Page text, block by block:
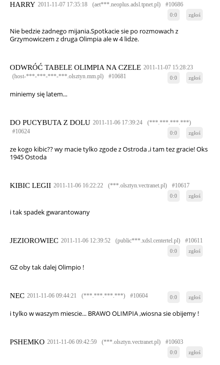
HARRY 2011-11-07 17:35:18 (aet***.neoplus.adsl.tpnet.pl) #10686
0:0 zgłoś
Nie bedzie żadnego mijania.Spotkacie sie po rozmowach z
Grzymowiczem z druga Olimpia ale w 4 lidze.
ODWRÓĆ TABELE OLIMPIA NA CZELE 2011-11-07 15:28:23
(host-***-***-***-***.olsztyn.mm.pl)
#10681 0:0 zgłoś
miniemy się latem...
DO PUCYBUTA Z DOLU 2011-11-06 17:39:24
(***.***.***.***)
#10624
0:0 zgłoś
ze kogo kibic?? wy macie tylko zgode z Ostroda ,i tam tez gracie! Oks
1945 Ostoda
KIBIC LEGII 2011-11-06 16:22:22 (***.olsztyn.vectranet.pl) #10617
0:0 zgłoś
i tak spadek gwarantowany
JEZIOROWIEC 2011-11-06 12:39:52 (public***.xdsl.centertel.pl) #10611
0:0 zgłoś
GZ oby tak dalej Olimpio !
NEC 2011-11-06 09:44:21 (***.***.***.***) #10604 0:0 zgłoś
i tylko w waszym miescie... BRAWO OLIMPIA ,wiosna sie obijemy !
PSHEMKO 2011-11-06 09:42:59 (***.olsztyn.vectranet.pl) #10603
0:0 zgłoś